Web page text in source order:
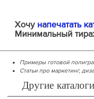
Хочу напечатать
Минимальный
Примеры готовой
Статьи про маркетинг,
Другие